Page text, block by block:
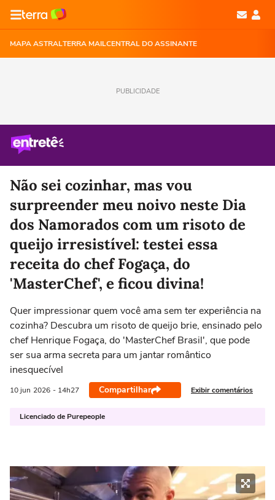
MAPA ASTRALTERRA MAILCENTRAL DO ASSINANTE
PUBLICIDADE
Não sei cozinhar, mas vou
surpreender meu noivo neste Dia
dos Namorados com um risoto de
queijo irresistível: testei essa
receita do chef Fogaça, do
'MasterChef', e ficou divina!
Quer impressionar quem você ama sem ter experiência na
cozinha? Descubra um risoto de queijo brie, ensinado pelo
chef Henrique Fogaça, do 'MasterChef Brasil', que pode
ser sua arma secreta para um jantar romântico
inesquecível
10 jun 2026 - 14h27 Compartilhar Exibir comentários
Licenciado de Purepeople